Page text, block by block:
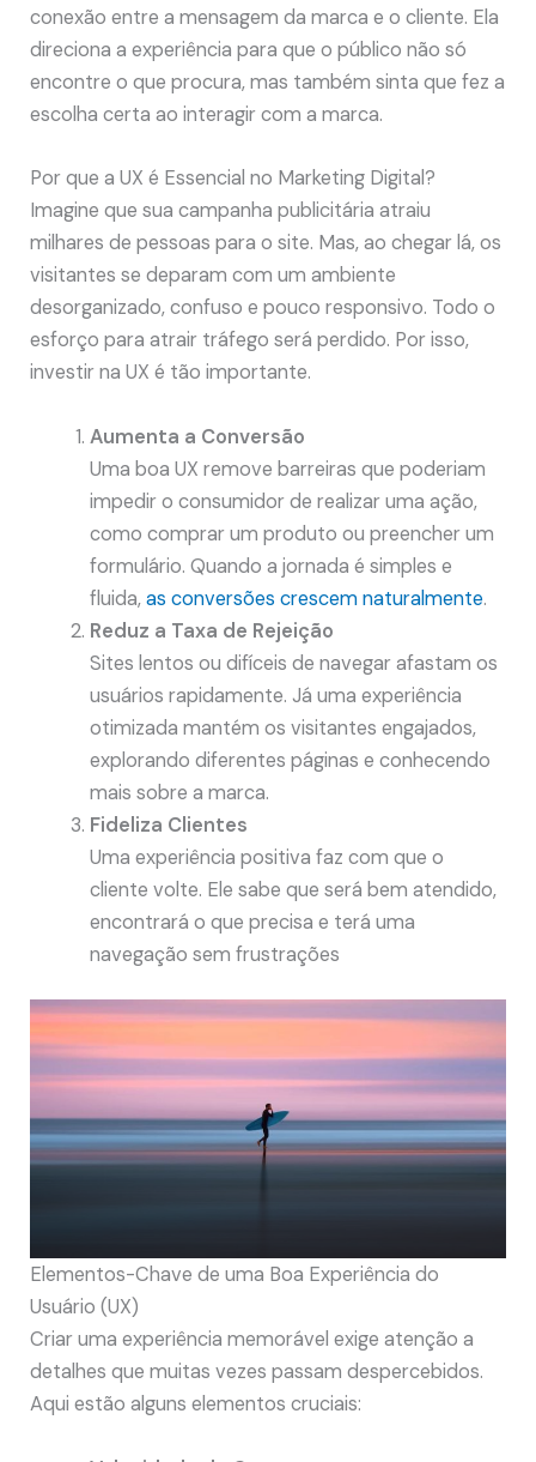
conexão entre a mensagem da marca e o cliente. Ela
direciona a experiência para que o público não só
encontre o que procura, mas também sinta que fez a
escolha certa ao interagir com a marca.
Por que a UX é Essencial no Marketing Digital?
Imagine que sua campanha publicitária atraiu
milhares de pessoas para o site. Mas, ao chegar lá, os
visitantes se deparam com um ambiente
desorganizado, confuso e pouco responsivo. Todo o
esforço para atrair tráfego será perdido. Por isso,
investir na UX é tão importante.
Aumenta a Conversão
Uma boa UX remove barreiras que poderiam
impedir o consumidor de realizar uma ação,
como comprar um produto ou preencher um
formulário. Quando a jornada é simples e
fluida,as conversões crescem naturalmente.
Reduz a Taxa de Rejeição
Sites lentos ou difíceis de navegar afastam os
usuários rapidamente. Já uma experiência
otimizada mantém os visitantes engajados,
explorando diferentes páginas e conhecendo
mais sobre a marca.
Fideliza Clientes
Uma experiência positiva faz com que o
cliente volte. Ele sabe que será bem atendido,
encontrará o que precisa e terá uma
navegação sem frustrações
Elementos-Chave de uma Boa Experiência do
Usuário (UX)
Criar uma experiência memorável exige atenção a
detalhes que muitas vezes passam despercebidos.
Aqui estão alguns elementos cruciais: